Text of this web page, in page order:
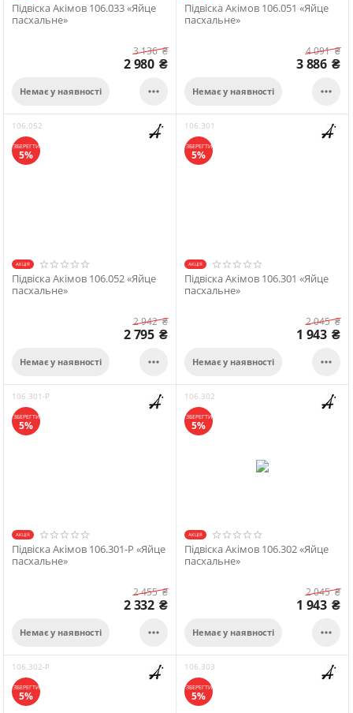
Підвіска Акімов 106.033 «Яйце
пасхальне»
3 136₴
2 980 ₴
Немає у наявності 
Підвіска Акімов 106.051 «Яйце
пасхальне»
4 091₴
3 886 ₴
Немає у наявності 
106.052
ЗБЕРЕГТИ
5%
АКЦІЯ
Підвіска Акімов 106.052 «Яйце
пасхальне»
2 942₴
2 795 ₴
Немає у наявності 
106.301
ЗБЕРЕГТИ
5%
АКЦІЯ
Підвіска Акімов 106.301 «Яйце
пасхальне»
2 045₴
1 943 ₴
Немає у наявності 
106.301-P
ЗБЕРЕГТИ
5%
АКЦІЯ
Підвіска Акімов 106.301-P «Яйце
пасхальне»
2 455₴
2 332 ₴
Немає у наявності 
106.302
ЗБЕРЕГТИ
5%
АКЦІЯ
Підвіска Акімов 106.302 «Яйце
пасхальне»
2 045₴
1 943 ₴
Немає у наявності 
106.302-P
ЗБЕРЕГТИ
5%
106.303
ЗБЕРЕГТИ
5%